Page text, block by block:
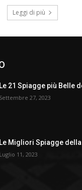
Leggi di più
Le 21 Spiagge più Belle
Settembre 27, 2023
Le Migliori Spiagge
Luglio 11, 2023